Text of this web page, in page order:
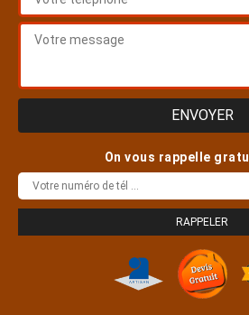
On vous rappelle